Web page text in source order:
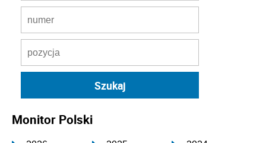
Monitor Polski